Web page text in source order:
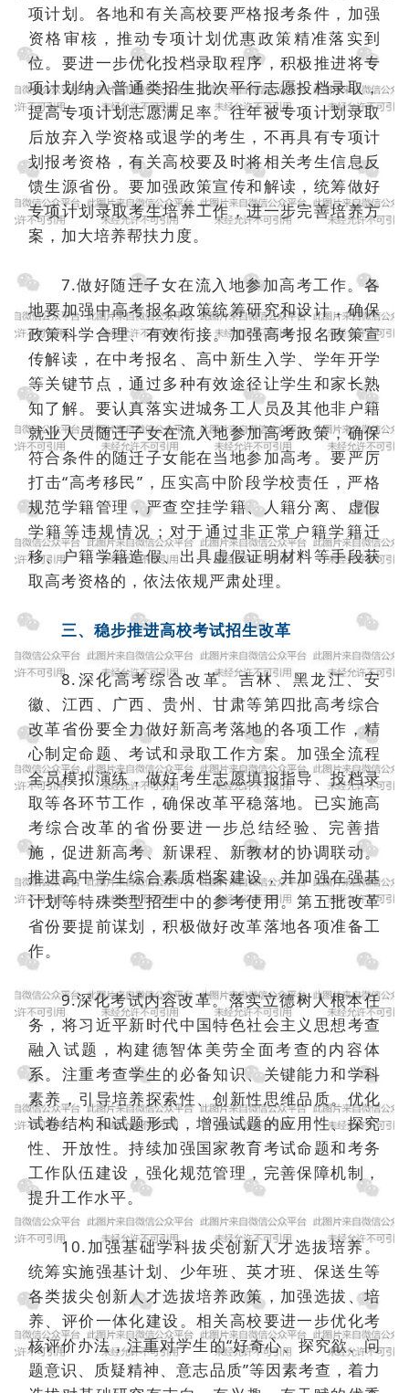
项计划。各地和有关高校要严格报考条件，加强
资格审核，推动专项计划优惠政策精准落实到
位。要进一步优化投档录取程序，积极推进将专
项计划纳入普通类招生批次平行志愿投档录取，
提高专项计划志愿满足率。往年被专项计划录取
后放弃入学资格或退学的考生，不再具有专项计
划报考资格，有关高校要及时将相关考生信息反
馈生源省份。要加强政策宣传和解读，统筹做好
专项计划录取考生培养工作，进一步完善培养方
案，加大培养帮扶力度。
7.做好随迁子女在流入地参加高考工作。各
地要加强中高考报名政策统筹研究和设计，确保
政策科学合理、有效衔接。加强高考报名政策宣
传解读，在中考报名、高中新生入学、学年开学
等关键节点，通过多种有效途径让学生和家长熟
知了解。要认真落实进城务工人员及其他非户籍
就业人员随迁子女在流入地参加高考政策，确保
符合条件的随迁子女能在当地参加高考。要严厉
打击“高考移民”，压实高中阶段学校责任，严格
规范学籍管理，严查空挂学籍、人籍分离、虚假
学籍等违规情况；对于通过非正常户籍学籍迁
移、户籍学籍造假、出具虚假证明材料等手段获
取高考资格的，依法依规严肃处理。
三、稳步推进高校考试招生改革
8.深化高考综合改革。吉林、黑龙江、安
徽、江西、广西、贵州、甘肃等第四批高考综合
改革省份要全力做好新高考落地的各项工作，精
心制定命题、考试和录取工作方案。加强全流程
全员模拟演练，做好考生志愿填报指导、投档录
取等各环节工作，确保改革平稳落地。已实施高
考综合改革的省份要进一步总结经验、完善措
施，促进新高考、新课程、新教材的协调联动。
推进高中学生综合素质档案建设，并加强在强基
计划等特殊类型招生中的参考使用。第五批改革
省份要提前谋划，积极做好改革落地各项准备工
作。
9.深化考试内容改革。落实立德树人根本任
务，将习近平新时代中国特色社会主义思想考查
融入试题，构建德智体美劳全面考查的内容体
系。注重考查学生的必备知识、关键能力和学科
素养，引导培养探索性、创新性思维品质。优化
试卷结构和试题形式，增强试题的应用性、探究
性、开放性。持续加强国家教育考试命题和考务
工作队伍建设，强化规范管理，完善保障机制，
提升工作水平。
10.加强基础学科拔尖创新人才选拔培养。
统筹实施强基计划、少年班、英才班、保送生等
各类拔尖创新人才选拔培养政策，加强选拔、培
养、评价一体化建设。相关高校要进一步优化考
核评价办法，注重对学生的“好奇心、探究欲、问
题意识、质疑精神、意志品质”等因素考查，着力